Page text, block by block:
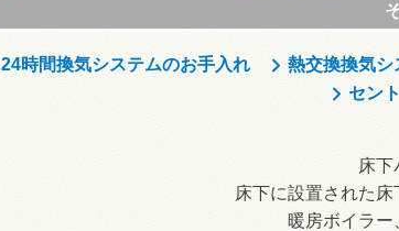
24時間換気システムのお手入れ 熱交換換気シ
セン
床下
床下に設置された床
暖房ボイラー